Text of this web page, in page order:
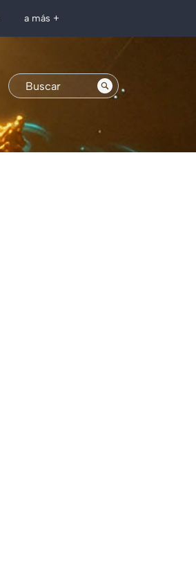
a más +